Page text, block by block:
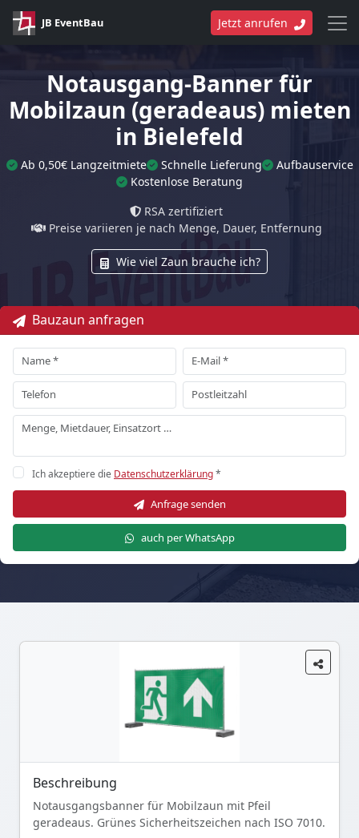
JB EventBau Jetzt anrufen
Notausgang-Banner für
Mobilzaun (geradeaus) mieten
in Bielefeld
Ab 0,50€ Langzeitmiete Schnelle Lieferung
Aufbauservice
Kostenlose Beratung
RSA zertifiziert
Preise variieren je nach Menge, Dauer, Entfernung
Wie viel Zaun brauche ich?
Bauzaun anfragen
Ich akzeptiere die Datenschutzerklärung*
Anfrage senden
auch per WhatsApp
Beschreibung
Notausgangsbanner für Mobilzaun mit Pfeil
geradeaus. Grünes Sicherheitszeichen nach ISO 7010.